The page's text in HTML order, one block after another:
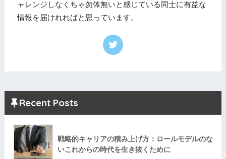
ャレンジしなくちゃ勿体無いと感じている同士に有益な
情報を届けれればと思っています。
Recent Posts
戦略的キャリアの積み上げ方：ロールモデルのな
いこれからの時代を生き抜くために